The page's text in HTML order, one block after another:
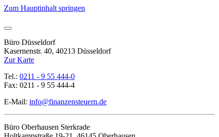
Zum Hauptinhalt springen
Büro Düsseldorf
Kasernenstr. 40, 40213 Düsseldorf
Zur Karte
Tel.: 0211 - 9 55 444-0
Fax: 0211 - 9 55 444-4
E-Mail: info@finanzensteuern.de
Büro Oberhausen Sterkrade